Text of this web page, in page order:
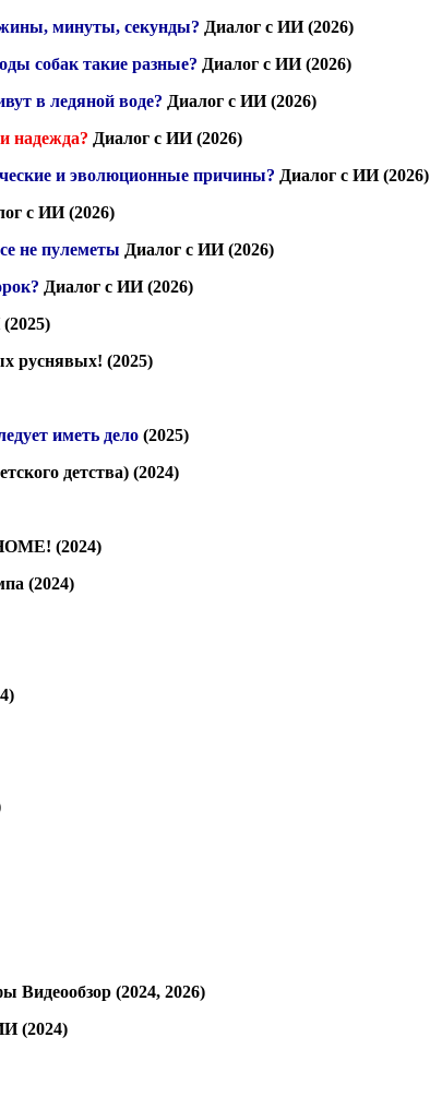
минуты, секунды? Диалог с ИИ (2026)
собак такие разные? Диалог с ИИ (2026)
в ледяной воде? Диалог с ИИ (2026)
надежда? Диалог с ИИ (2026)
и эволюционные причины? Диалог с ИИ (2026)
с ИИ (2026)
не пулеметы Диалог с ИИ (2026)
Диалог с ИИ (2026)
руснявых! (2025)
иметь дело(2025)
детства)(2024)
(2024)
(2024)
Видеообзор(2024, 2026)
(2024)